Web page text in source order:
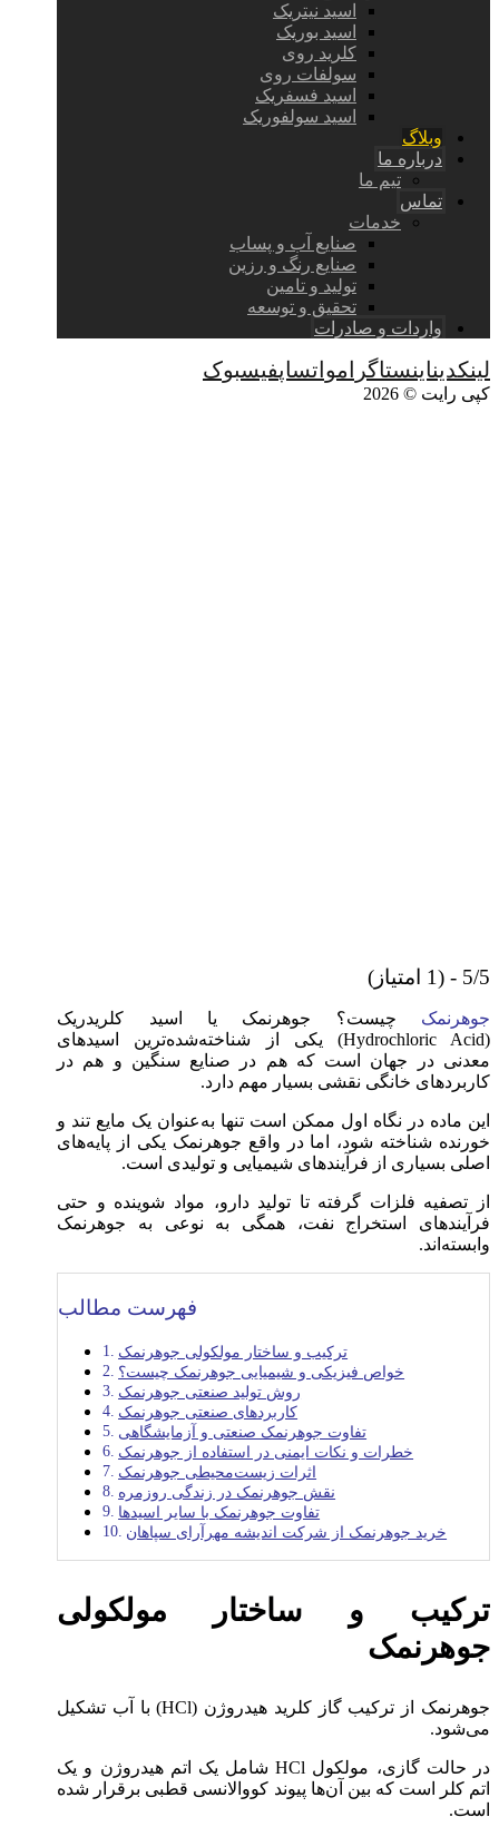
اسید نیتریک
اسید بوریک
کلرید روی
سولفات روی
اسید فسفریک
اسید سولفوریک
وبلاگ
درباره ما
تیم ما
تماس
خدمات
صنایع آب و پساب
صنایع رنگ و رزین
تولید و تامین
تحقیق و توسعه
واردات و صادرات
لینکدیناینستاگرامواتساپفیسبوک
کپی رایت © 2026
5/5 - (1 امتیاز)
جوهرنمک چیست؟ جوهرنمک یا اسید کلریدریک
(Hydrochloric Acid) یکی از شناخته‌شده‌ترین اسیدهای
معدنی در جهان است که هم در صنایع سنگین و هم در
کاربردهای خانگی نقشی بسیار مهم دارد.
این ماده در نگاه اول ممکن است تنها به‌عنوان یک مایع تند و
خورنده شناخته شود، اما در واقع جوهرنمک یکی از پایه‌های
اصلی بسیاری از فرآیندهای شیمیایی و تولیدی است.
از تصفیه فلزات گرفته تا تولید دارو، مواد شوینده و حتی
فرآیندهای استخراج نفت، همگی به نوعی به جوهرنمک
وابسته‌اند.
فهرست مطالب
ترکیب و ساختار مولکولی جوهرنمک
خواص فیزیکی و شیمیایی جوهرنمک چیست؟
روش تولید صنعتی جوهرنمک
کاربردهای صنعتی جوهرنمک
تفاوت جوهرنمک صنعتی و آزمایشگاهی
خطرات و نکات ایمنی در استفاده از جوهرنمک
اثرات زیست‌محیطی جوهرنمک
نقش جوهرنمک در زندگی روزمره
تفاوت جوهرنمک با سایر اسیدها
خرید جوهرنمک از شرکت اندیشه مهرآرای سپاهان
ترکیب و ساختار مولکولی
جوهرنمک
جوهرنمک از ترکیب گاز کلرید هیدروژن (HCl) با آب تشکیل
می‌شود.
در حالت گازی، مولکول HCl شامل یک اتم هیدروژن و یک
اتم کلر است که بین آن‌ها پیوند کووالانسی قطبی برقرار شده
است.